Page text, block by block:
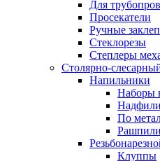
Для
Просекатели
Ручные
Стеклорезы
Степлеры
Столярно-
Напильники
Наборы
Надфили
По
Рашпили
Клуппы